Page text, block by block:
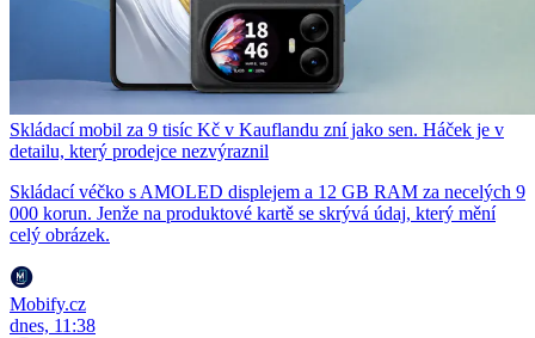
Skládací mobil za 9 tisíc Kč v Kauflandu zní jako sen. Háček je v
detailu, který prodejce nezvýraznil
Skládací véčko s AMOLED displejem a 12 GB RAM za necelých 9
000 korun. Jenže na produktové kartě se skrývá údaj, který mění
celý obrázek.
Mobify.cz
dnes, 11:38